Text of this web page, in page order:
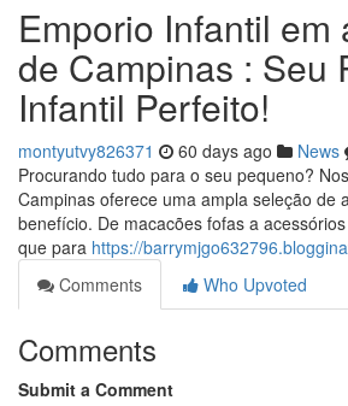
Emporio Infantil em
de Campinas : Seu
Infantil Perfeito!
montyutvy826371 60 days ago News
Procurando tudo para o seu pequeno?
Campinas oferece uma ampla seleção de
benefício. De macacões fofas a
que para https://
Comments
Who Upvoted
Comments
Submit a Comment